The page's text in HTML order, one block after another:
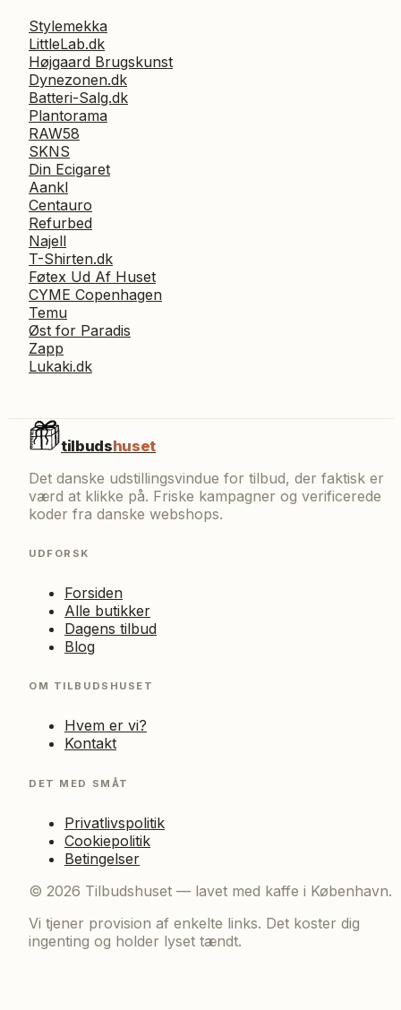
Stylemekka
LittleLab.dk
Højgaard Brugskunst
Dynezonen.dk
Batteri-Salg.dk
Plantorama
RAW58
SKNS
Din Ecigaret
Aankl
Centauro
Refurbed
Najell
T-Shirten.dk
Føtex Ud Af Huset
CYME Copenhagen
Temu
Øst for Paradis
Zapp
Lukaki.dk
tilbudshuset
Det danske udstillingsvindue for tilbud, der faktisk er
værd at klikke på. Friske kampagner og verificerede
koder fra danske webshops.
UDFORSK
Forsiden
Alle butikker
Dagens tilbud
Blog
OM TILBUDSHUSET
Hvem er vi?
Kontakt
DET MED SMÅT
Privatlivspolitik
Cookiepolitik
Betingelser
© 2026 Tilbudshuset — lavet med kaffe i København.
Vi tjener provision af enkelte links. Det koster dig
ingenting og holder lyset tændt.